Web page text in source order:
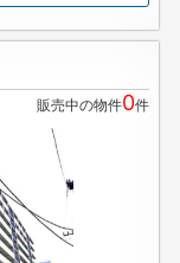
販売中の物件0件